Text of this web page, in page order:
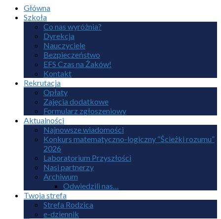
Główna
Szkoła
Co nas wyróżnia?
Dyrekcja
Nauczyciele
Bezpieczeństwo
EFS Czas na Żaków!
Kontakt
Rekrutacja
Opłaty
Zajęcia dodatkowe
Formularz zgłoszeniowy
Aktualności
Najnowsze wiadomości
Konkurs matematyczno-logiczny “Ścieżki rozumu”
2026
Laboratorium Przyszłości
Nasi partnerzy
Archiwum
Odwiedzili nas…
Twoja strefa
Strefa Rodzica
e-dziennik